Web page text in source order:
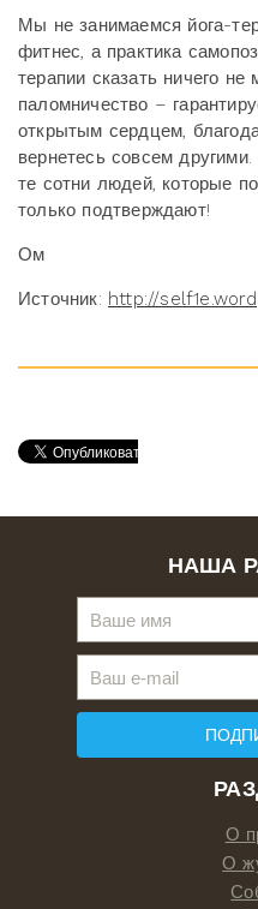
Мы не занимаемся йога-
фитнес, а практика
терапии сказать ничего
паломничество –
открытым сердцем,
вернетесь совсем
те сотни людей, которые
только подтверждают!
Ом
Источник: http://
О
О
НАША